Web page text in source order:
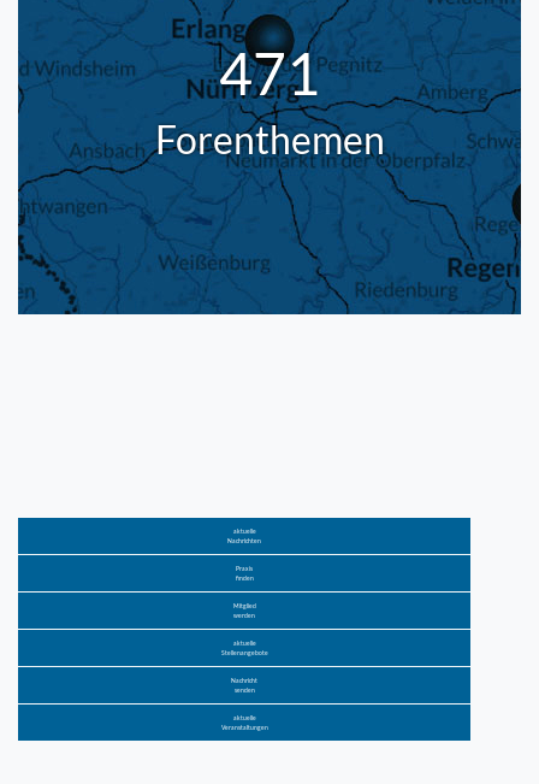
471
Forenthemen
aktuelle
Nachrichten
Praxis
finden
Mitglied
werden
aktuelle
Stellenangebote
Nachricht
senden
aktuelle
Veranstaltungen